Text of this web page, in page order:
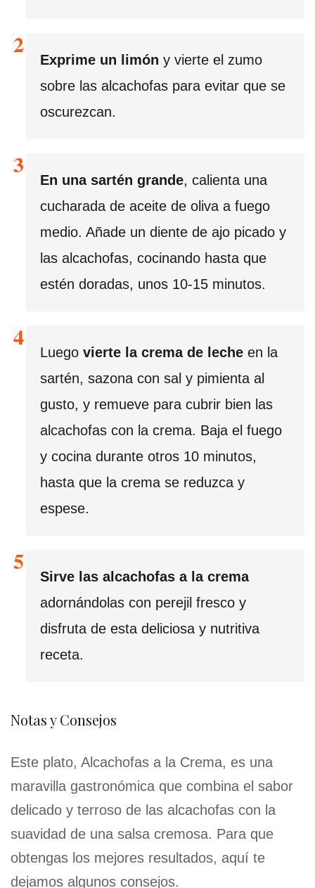
Exprime un limón y vierte el zumo
sobre las alcachofas para evitar que se
oscurezcan.
En una sartén grande, calienta una
cucharada de aceite de oliva a fuego
medio. Añade un diente de ajo picado y
las alcachofas, cocinando hasta que
estén doradas, unos 10-15 minutos.
Luego vierte la crema de leche en la
sartén, sazona con sal y pimienta al
gusto, y remueve para cubrir bien las
alcachofas con la crema. Baja el fuego
y cocina durante otros 10 minutos,
hasta que la crema se reduzca y
espese.
Sirve las alcachofas a la crema
adornándolas con perejil fresco y
disfruta de esta deliciosa y nutritiva
receta.
Notas y Consejos
Este plato, Alcachofas a la Crema, es una
maravilla gastronómica que combina el sabor
delicado y terroso de las alcachofas con la
suavidad de una salsa cremosa. Para que
obtengas los mejores resultados, aquí te
dejamos algunos consejos.